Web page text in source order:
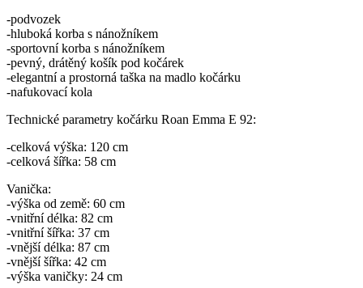
-podvozek
-hluboká korba s nánožníkem
-sportovní korba s nánožníkem
-pevný, drátěný košík pod kočárek
-elegantní a prostorná taška na madlo kočárku
-nafukovací kola
Technické parametry kočárku Roan Emma E 92:
-celková výška: 120 cm
-celková šířka: 58 cm
Vanička:
-výška od země: 60 cm
-vnitřní délka: 82 cm
-vnitřní šířka: 37 cm
-vnější délka: 87 cm
-vnější šířka: 42 cm
-výška vaničky: 24 cm